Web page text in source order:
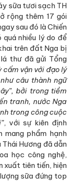
sữa tươi sạch TH
rộng thêm 17 gói
sau đó là Chiến
nhiều lý do để
trên đất Nga bị
thư đã gửi Tổng
cấm vận với đạo lý
câu thành ngữ
bởi trong tiềm
tranh, nước Nga
trong công cuộc
, với sự kiên định
mang phẩm hạnh
Hương đã dẫn
học công nghệ,
xuất tiên tiến, hiện
sữa đứng top